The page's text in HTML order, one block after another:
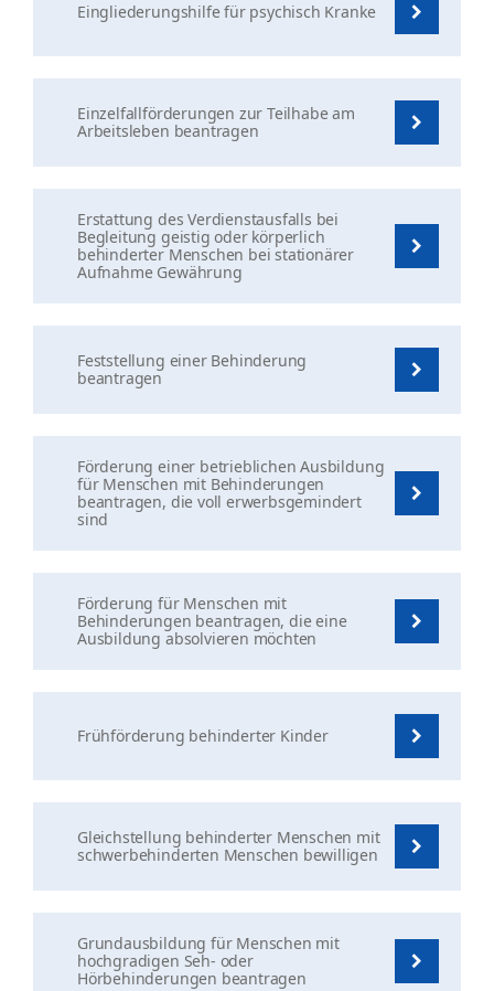
Eingliederungshilfe für psychisch Kranke
Einzelfallförderungen zur Teilhabe am
Arbeitsleben beantragen
Erstattung des Verdienstausfalls bei
Begleitung geistig oder körperlich
behinderter Menschen bei stationärer
Aufnahme Gewährung
Feststellung einer Behinderung
beantragen
Förderung einer betrieblichen Ausbildung
für Menschen mit Behinderungen
beantragen, die voll erwerbsgemindert
sind
Förderung für Menschen mit
Behinderungen beantragen, die eine
Ausbildung absolvieren möchten
Frühförderung behinderter Kinder
Gleichstellung behinderter Menschen mit
schwerbehinderten Menschen bewilligen
Grundausbildung für Menschen mit
hochgradigen Seh- oder
Hörbehinderungen beantragen